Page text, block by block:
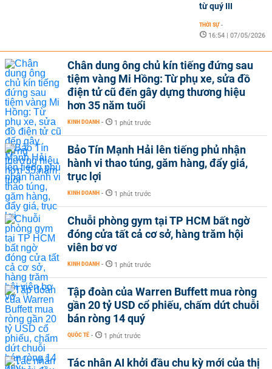
từ quý III
THỜI SỰ -
16:54 | 07/05/2026
Chân dung ông chủ kín tiếng đứng sau
tiệm vàng Mi Hồng: Từ phụ xe, sửa đồ
điện tử cũ đến gây dựng thương hiệu
hơn 35 năm tuổi
KINH DOANH - 1 phút trước
Bảo Tín Mạnh Hải lên tiếng phủ nhận
hành vi thao túng, găm hàng, đẩy giá,
trục lợi
KINH DOANH - 1 phút trước
Chuỗi phòng gym tại TP HCM bất ngờ
đóng cửa tất cả cơ sở, hàng trăm hội
viên bơ vơ
KINH DOANH - 1 phút trước
Tập đoàn của Warren Buffett mua ròng
gần 20 tỷ USD cổ phiếu, chấm dứt chuỗi
bán ròng 14 quý
QUỐC TẾ - 1 phút trước
Tác nhân AI khởi đầu chu kỳ mới của thị